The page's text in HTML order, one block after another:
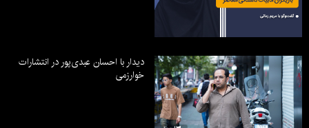
دیدار با احسان عبدی‌پور در انتشارات
خوارزمی